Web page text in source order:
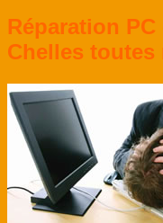
Réparation
Chelles toutes